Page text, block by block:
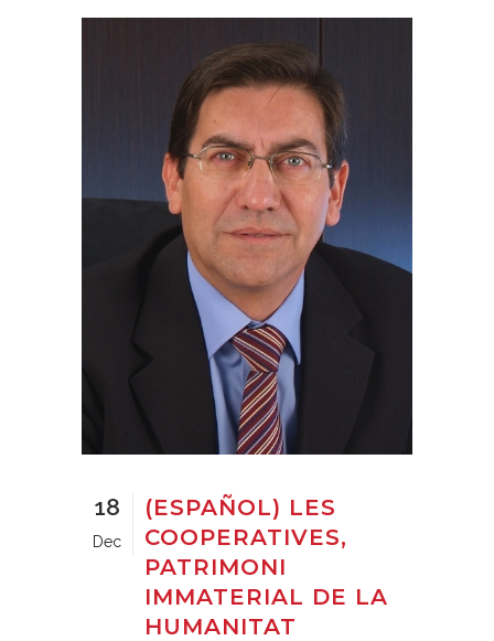
18
Dec
(ESPAÑOL) LES
COOPERATIVES,
PATRIMONI
IMMATERIAL DE LA
HUMANITAT